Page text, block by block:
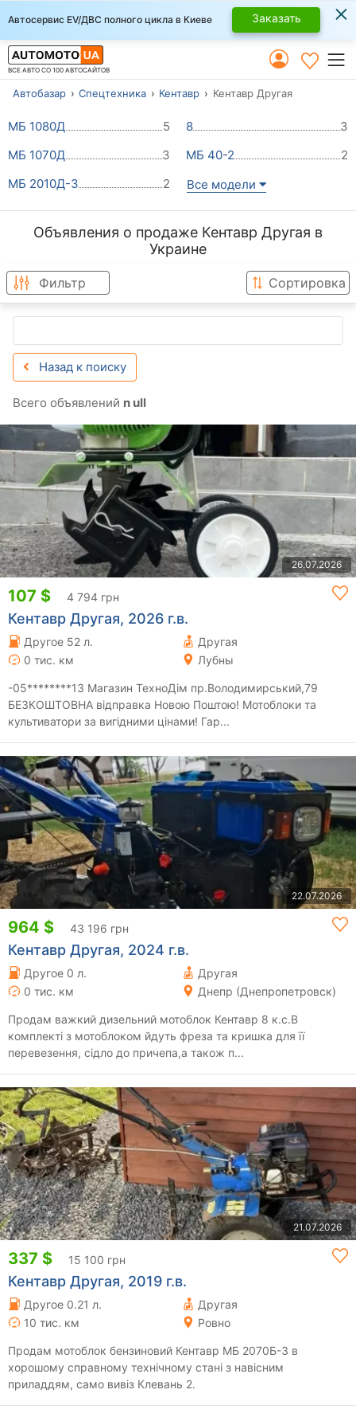
Автосервис EV/ДВС полного цикла в Киеве Заказать ×
ВСЕ АВТО СО 100 АВТОСАЙТОВ
Автобазар Спецтехника Кентавр Кентавр Другая
МБ 1080Д 5 8
3
МБ 1070Д
3 МБ 40-2
2
МБ 2010Д-3
2 Все модели
Объявления о продаже Кентавр Другая в
Украине
Фильтр Сортировка
Назад к поиску
Всего объявлений n ull
26.07.2026
107 $ 4 794 грн
Кентавр Другая, 2026 г.в.
Другое 52 л.
Другая
0 тис. км
Лубны
-05********13 Магазин ТехноДім пр.Володимирський,79
БЕЗКОШТОВНА відправка Новою Поштою! Мотоблоки та
культиватори за вигідними цінами! Гар...
22.07.2026
964 $ 43 196 грн
Кентавр Другая, 2024 г.в.
Другое 0 л.
Другая
0 тис. км
Днепр (Днепропетровск)
Продам важкий дизельний мотоблок Кентавр 8 к.с.В
комплектi з мотоблоком йдуть фреза та кришка для її
перевезення, сідло до причепа,а також п...
21.07.2026
337 $ 15 100 грн
Кентавр Другая, 2019 г.в.
Другое 0.21 л.
Другая
10 тис. км
Ровно
Продам мотоблок бензиновий Кентавр МБ 2070Б-3 в
хорошому справному технічному стані з навісним
приладдям, само вивіз Клевань 2.